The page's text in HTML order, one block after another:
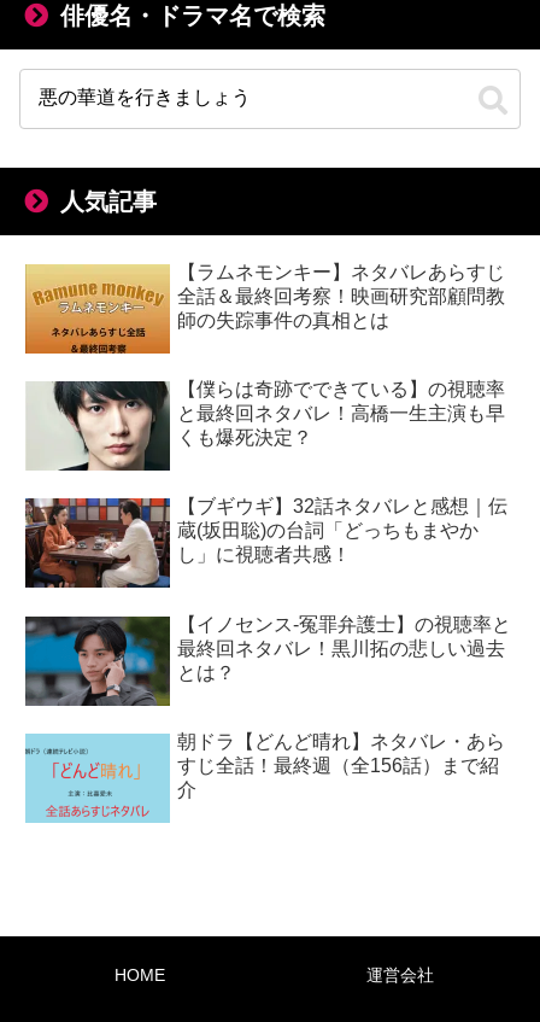
俳優名・ドラマ名で検索
人気記事
【ラムネモンキー】ネタバレあらすじ
全話＆最終回考察！映画研究部顧問教
師の失踪事件の真相とは
【僕らは奇跡でできている】の視聴率
と最終回ネタバレ！高橋一生主演も早
くも爆死決定？
【ブギウギ】32話ネタバレと感想｜伝
蔵(坂田聡)の台詞「どっちもまやか
し」に視聴者共感！
【イノセンス-冤罪弁護士】の視聴率と
最終回ネタバレ！黒川拓の悲しい過去
とは？
朝ドラ【どんど晴れ】ネタバレ・あら
すじ全話！最終週（全156話）まで紹
介
HOME 運営会社